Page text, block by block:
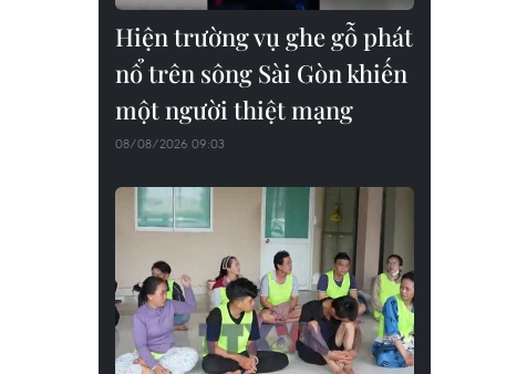
Hiện trường vụ ghe gỗ phát
nổ trên sông Sài Gòn khiến
một người thiệt mạng
08/08/2026 09:03